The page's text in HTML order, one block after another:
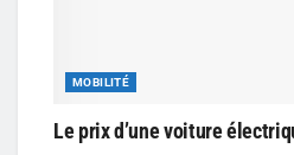
MOBILITÉ
Le prix d’une voiture